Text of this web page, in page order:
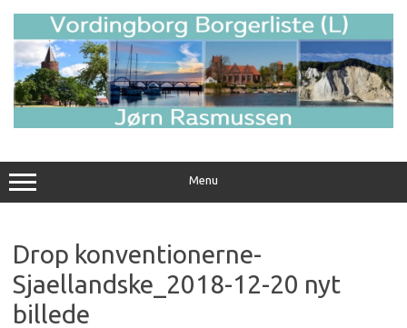
Menu
Drop konventionerne-
Sjaellandske_2018-12-20 nyt
billede